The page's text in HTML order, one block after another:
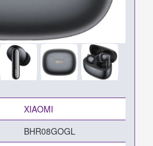
XIAOMI
BHR08GOGL